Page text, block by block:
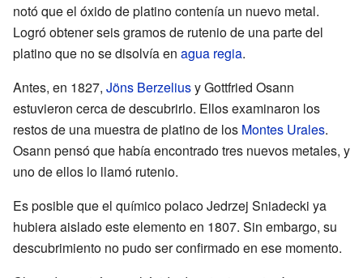
notó que el óxido de platino contenía un nuevo metal.
Logró obtener seis gramos de rutenio de una parte del
platino que no se disolvía en agua regia.
Antes, en 1827, Jöns Berzeliusy Gottfried Osann
estuvieron cerca de descubrirlo. Ellos examinaron los
restos de una muestra de platino de los Montes Urales.
Osann pensó que había encontrado tres nuevos metales, y
uno de ellos lo llamó rutenio.
Es posible que el químico polaco Jedrzej Sniadecki ya
hubiera aislado este elemento en 1807. Sin embargo, su
descubrimiento no pudo ser confirmado en ese momento.